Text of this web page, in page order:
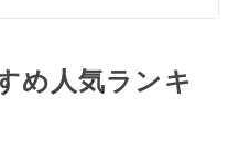
め人気ランキ